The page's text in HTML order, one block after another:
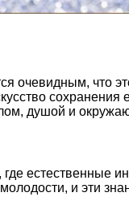
очевидным, что
душой и
естественные
и эти